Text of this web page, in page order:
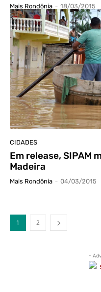
Mais Rondônia - 18/03/2015
CIDADES
Em release, SIPAM
Madeira
Mais Rondônia - 04/03/2015
1 2
-